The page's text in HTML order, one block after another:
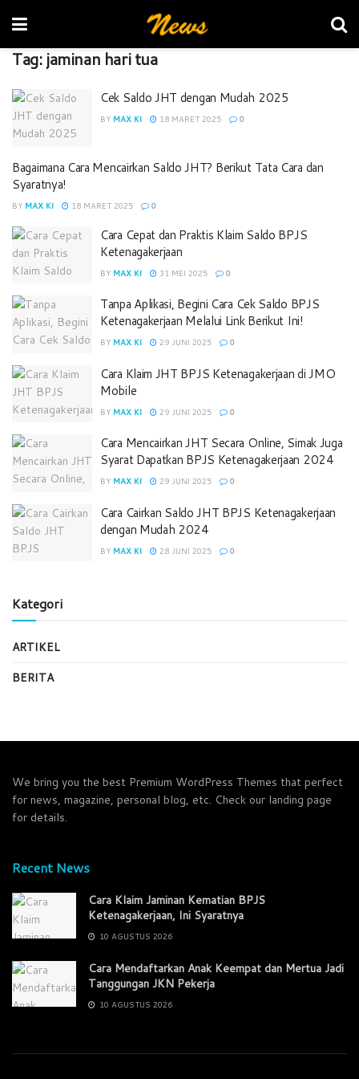
Tag: jaminan hari tua
Cek Saldo JHT dengan Mudah 2025
BY MAX KI 18 MARET 2025 0
Bagaimana Cara Mencairkan Saldo JHT? Berikut Tata Cara dan
Syaratnya!
BY MAX KI 18 MARET 2025 0
Cara Cepat dan Praktis Klaim Saldo BPJS
Ketenagakerjaan
BY MAX KI 31 MEI 2025 0
Tanpa Aplikasi, Begini Cara Cek Saldo BPJS
Ketenagakerjaan Melalui Link Berikut Ini!
BY MAX KI 29 JUNI 2025 0
Cara Klaim JHT BPJS Ketenagakerjaan di JMO
Mobile
BY MAX KI 29 JUNI 2025 0
Cara Mencairkan JHT Secara Online, Simak Juga
Syarat Dapatkan BPJS Ketenagakerjaan 2024
BY MAX KI 29 JUNI 2025 0
Cara Cairkan Saldo JHT BPJS Ketenagakerjaan
dengan Mudah 2024
BY MAX KI 28 JUNI 2025 0
Kategori
ARTIKEL
BERITA
We bring you the best Premium WordPress Themes that perfect
for news, magazine, personal blog, etc. Check our landing page
for details.
Recent News
Cara Klaim Jaminan Kematian BPJS
Ketenagakerjaan, Ini Syaratnya
10 AGUSTUS 2026
Cara Mendaftarkan Anak Keempat dan Mertua Jadi
Tanggungan JKN Pekerja
10 AGUSTUS 2026